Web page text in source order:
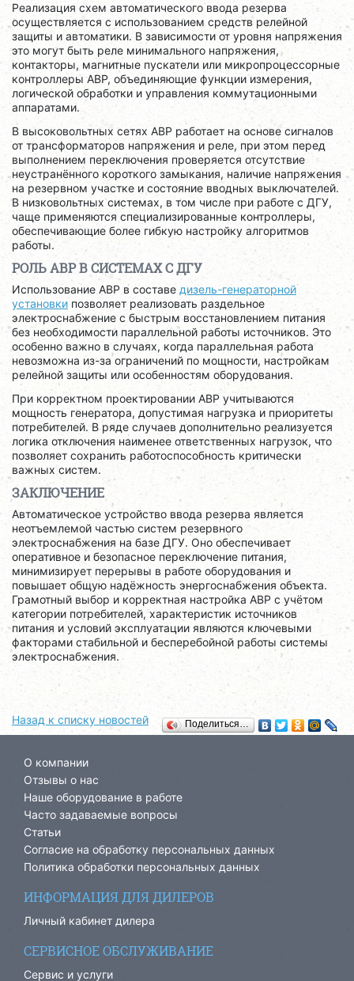
Реализация схем автоматического ввода резерва
осуществляется с использованием средств релейной
защиты и автоматики. В зависимости от уровня напряжения
это могут быть реле минимального напряжения,
контакторы, магнитные пускатели или микропроцессорные
контроллеры АВР, объединяющие функции измерения,
логической обработки и управления коммутационными
аппаратами.
В высоковольтных сетях АВР работает на основе сигналов
от трансформаторов напряжения и реле, при этом перед
выполнением переключения проверяется отсутствие
неустранённого короткого замыкания, наличие напряжения
на резервном участке и состояние вводных выключателей.
В низковольтных системах, в том числе при работе с ДГУ,
чаще применяются специализированные контроллеры,
обеспечивающие более гибкую настройку алгоритмов
работы.
РОЛЬ АВР В СИСТЕМАХ С ДГУ
Использование АВР в составе дизель-генераторной
установки позволяет реализовать раздельное
электроснабжение с быстрым восстановлением питания
без необходимости параллельной работы источников. Это
особенно важно в случаях, когда параллельная работа
невозможна из-за ограничений по мощности, настройкам
релейной защиты или особенностям оборудования.
При корректном проектировании АВР учитываются
мощность генератора, допустимая нагрузка и приоритеты
потребителей. В ряде случаев дополнительно реализуется
логика отключения наименее ответственных нагрузок, что
позволяет сохранить работоспособность критически
важных систем.
ЗАКЛЮЧЕНИЕ
Автоматическое устройство ввода резерва является
неотъемлемой частью систем резервного
электроснабжения на базе ДГУ. Оно обеспечивает
оперативное и безопасное переключение питания,
минимизирует перерывы в работе оборудования и
повышает общую надёжность энергоснабжения объекта.
Грамотный выбор и корректная настройка АВР с учётом
категории потребителей, характеристик источников
питания и условий эксплуатации являются ключевыми
факторами стабильной и бесперебойной работы системы
электроснабжения.
Поделиться…
Назад к списку новостей
О компании
Отзывы о нас
Наше оборудование в работе
Часто задаваемые вопросы
Статьи
Согласие на обработку персональных данных
Политика обработки персональных данных
ИНФОРМАЦИЯ ДЛЯ ДИЛЕРОВ
Личный кабинет дилера
СЕРВИСНОЕ ОБСЛУЖИВАНИЕ
Сервис и услуги